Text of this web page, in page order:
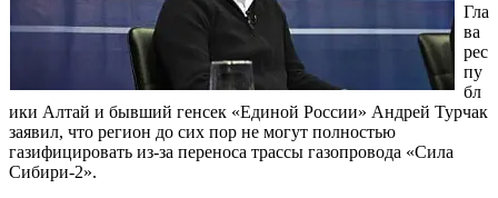
Гла
ва
рес
пу
бл
ики Алтай и бывший генсек «Единой России» Андрей Турчак
заявил, что регион до сих пор не могут полностью
газифицировать из-за переноса трассы газопровода «Сила
Сибири-2».